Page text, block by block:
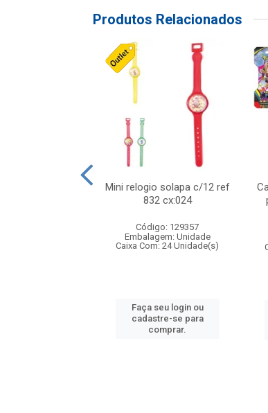
Produtos Relacionados
Mini relogio solapa c/12 ref
832 cx:024
Código: 129357
Embalagem: Unidade
Caixa Com: 24 Unidade(s)
Faça seu login ou
cadastre-se para
comprar.